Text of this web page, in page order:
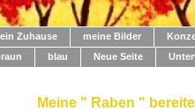
Zuhause meine Bilder
blau Neue Seite
Meine " Raben "